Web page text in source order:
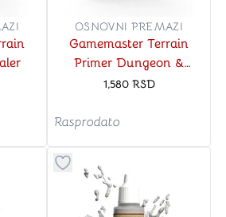
OSNOVNI PREMAZI
Gamemaster Terrain
Primer Dungeon &
Subterrain
1,580 RSD
Rasprodato
stvari u kategoriju omiljeno
Dugme za dodavanje stvari